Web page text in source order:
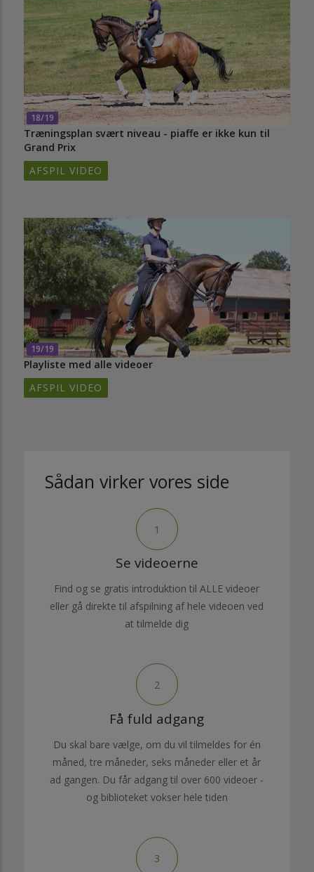
18/19
Træningsplan svært niveau - piaffe er ikke kun til
Grand Prix
AFSPIL VIDEO
19/19
Playliste med alle videoer
AFSPIL VIDEO
Sådan virker vores side
1
Se videoerne
Find og se gratis introduktion til ALLE videoer
eller gå direkte til afspilning af hele videoen ved
at tilmelde dig
2
Få fuld adgang
Du skal bare vælge, om du vil tilmeldes for én
måned, tre måneder, seks måneder eller et år
ad gangen. Du får adgang til over 600 videoer -
og biblioteket vokser hele tiden
3